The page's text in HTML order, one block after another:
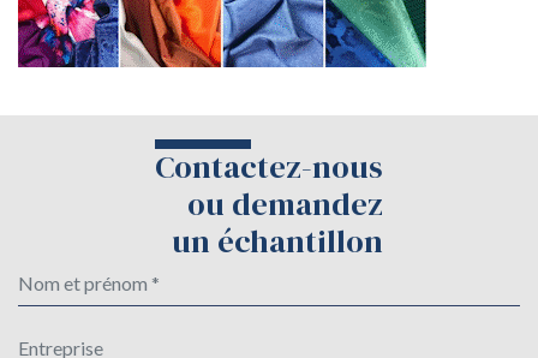
Contactez-nous
ou demandez
un échantillon